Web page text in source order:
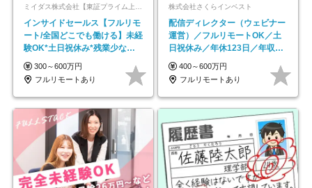
ミイダス株式会社【東証プライム上場パーソルグループ】
インサイドセールス【フルリモ
ート/全国どこでも働ける】未経
験OK*土日祝休み*残業少なめ*
在宅勤務手当あり
300～600万円
フルリモートあり
株式会社さくらインベスト
配信ディレクター（ウェビナー
運営）／フルリモートOK／土
日祝休み／年休123日／年収
600万円可
400～600万円
フルリモートあり